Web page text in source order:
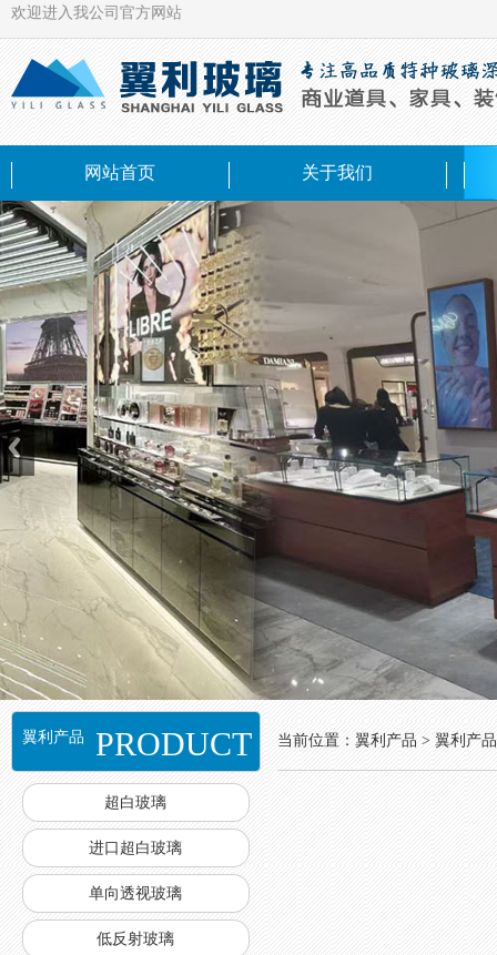
欢迎进入我公司官方网站
网站首页 关于我们
翼利产品 PRODUCT
超白玻璃
进口超白玻璃
单向透视玻璃
低反射玻璃
当前位置：翼利产品 > 翼利产品